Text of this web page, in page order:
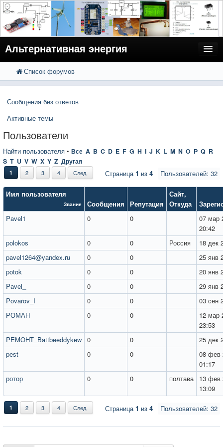
Альтернативная энергия
FAQ
Вход
Расширенный поиск
Список форумов
Сообщения без ответов
Активные темы
Пользователи
Найти пользователя • Все A B C D E F G H I J K L M N O P Q R
S T U V W X Y Z Другая
Пользователей: 32
1 2 3 4 След. Страница1 из 4
Имя пользователя
Звание Сообщения Репутация
Сайт,
Откуда
Pavel1
0 0
07 мар
20:42
polokos
0 0 Россия
18 дек
pavel1264@yandex.ru
0 0
25 янв
potok
0 0
20 янв
Pavel_
0 0
29 янв
Povarov_I
0 0
03 сен
РОМАН
0 0
12 мар
23:53
PEMOHT_Battbeeddykew 0 0
25 дек
pest
0 0
08 фев
01:17
ротор
0 0 полтава
13 фев
13:09
Пользователей: 32
1 2 3 4 След. Страница1 из 4